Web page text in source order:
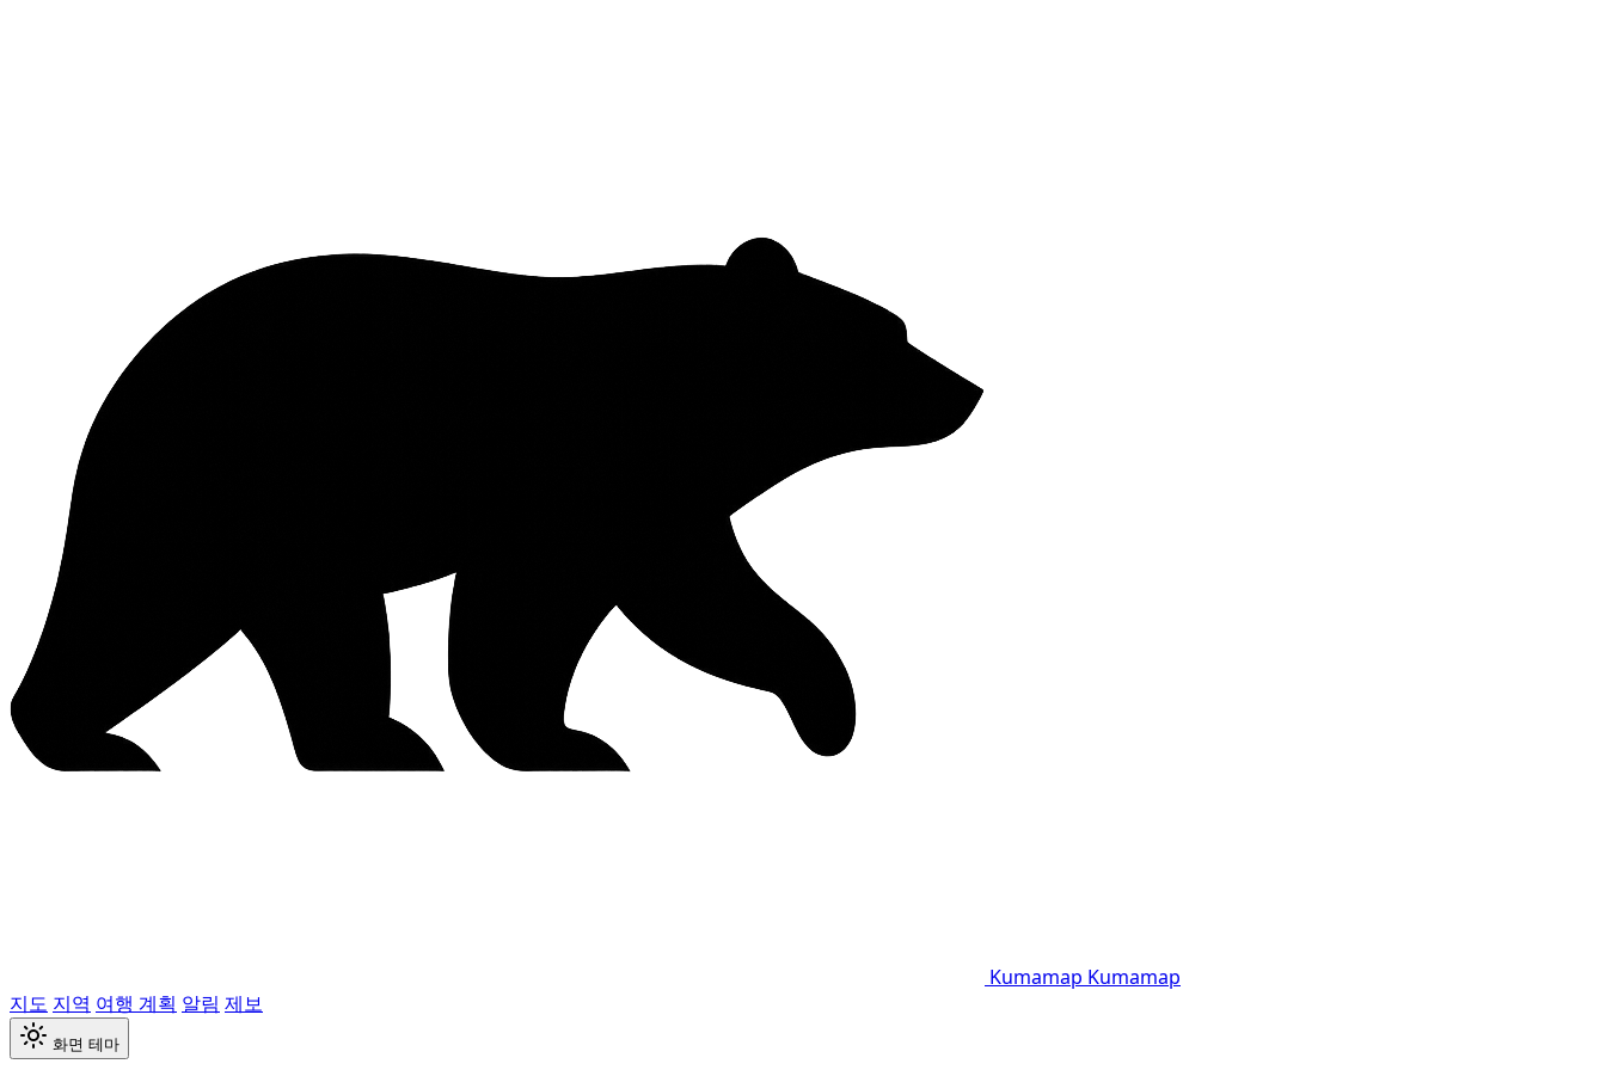
Kumamap Kumamap
지도 지역 여행 계획 알림 제보
화면 테마